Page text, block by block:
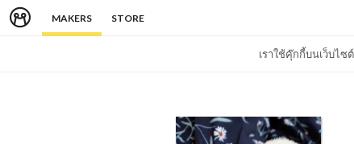
MAKERS STORE
เราใช้คุ๊กกี้บนเว็บไ